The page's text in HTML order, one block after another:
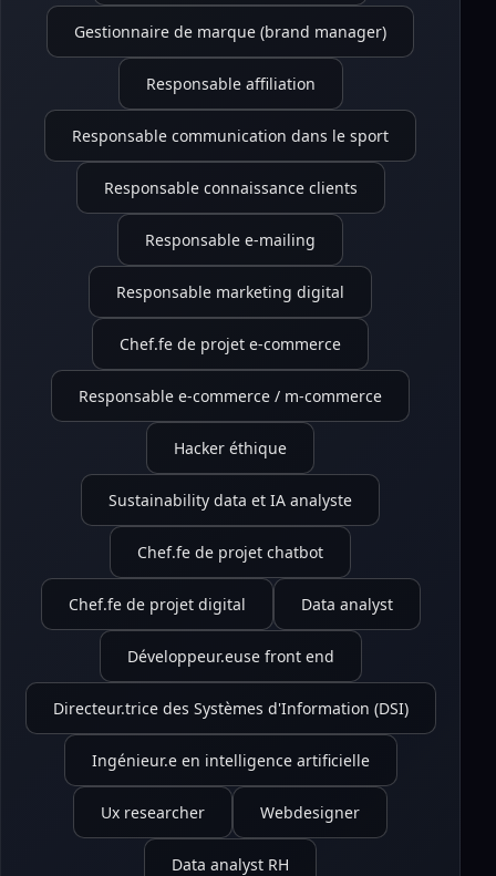
Gestionnaire de marque (brand manager)
Responsable affiliation
Responsable communication dans le sport
Responsable connaissance clients
Responsable e-mailing
Responsable marketing digital
Chef.fe de projet e-commerce
Responsable e-commerce / m-commerce
Hacker éthique
Sustainability data et IA analyste
Chef.fe de projet chatbot
Chef.fe de projet digital Data analyst
Développeur.euse front end
Directeur.trice des Systèmes d'Information (DSI)
Ingénieur.e en intelligence artificielle
Ux researcher Webdesigner
Data analyst RH